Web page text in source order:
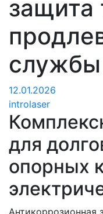
защита
службы
12.01.2026
introlaser
для
опорных
Антикоррозионная